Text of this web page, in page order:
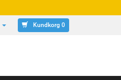
Kundkorg 0